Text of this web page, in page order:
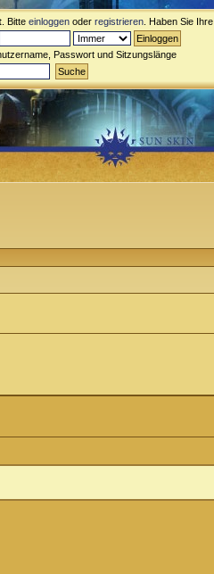
. Bitte einloggen oder registrieren . Haben Sie Ihre
Passwort und Sitzungslänge